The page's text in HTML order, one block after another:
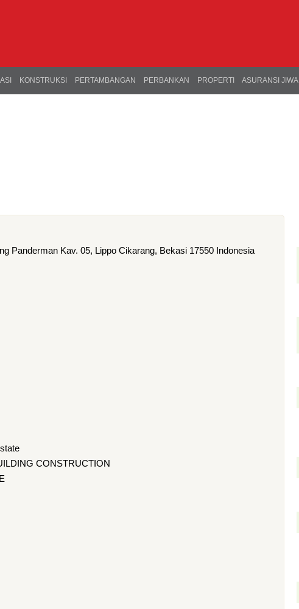
KONSTRUKSI PERTAMBANGAN PERBANKAN PROPERTI ASURANSI JIWA
Panderman Kav. 05, Lippo Cikarang, Bekasi 17550 Indonesia
CONSTRUCTION